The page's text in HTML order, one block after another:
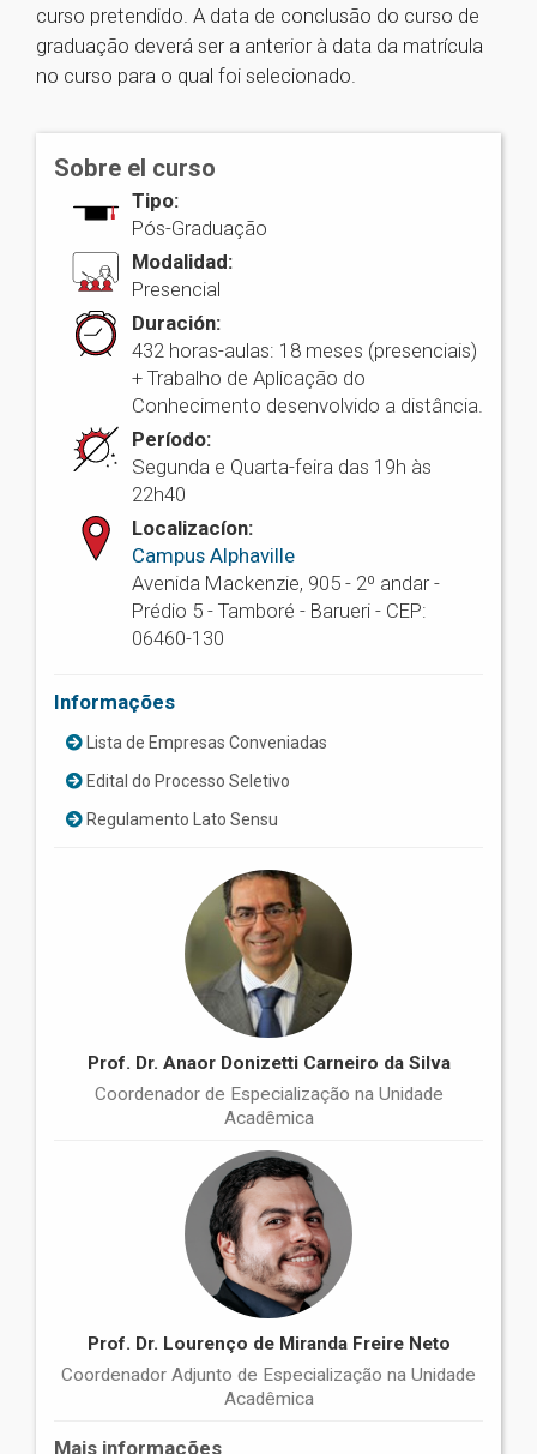
curso pretendido. A data de conclusão do curso de
graduação deverá ser a anterior à data da matrícula
no curso para o qual foi selecionado.
Sobre el curso
Tipo:
Pós-Graduação
Modalidad:
Presencial
Duración:
432 horas-aulas: 18 meses (presenciais)
+ Trabalho de Aplicação do
Conhecimento desenvolvido a distância.
Período:
Segunda e Quarta-feira das 19h às
22h40
Localizacíon:
Campus Alphaville
Avenida Mackenzie, 905 - 2º andar -
Prédio 5 - Tamboré - Barueri - CEP:
06460-130
Informações
Lista de Empresas Conveniadas
Edital do Processo Seletivo
Regulamento Lato Sensu
Prof. Dr. Anaor Donizetti Carneiro da Silva
Coordenador de Especialização na Unidade
Acadêmica
Prof. Dr. Lourenço de Miranda Freire Neto
Coordenador Adjunto de Especialização na Unidade
Acadêmica
Mais informações